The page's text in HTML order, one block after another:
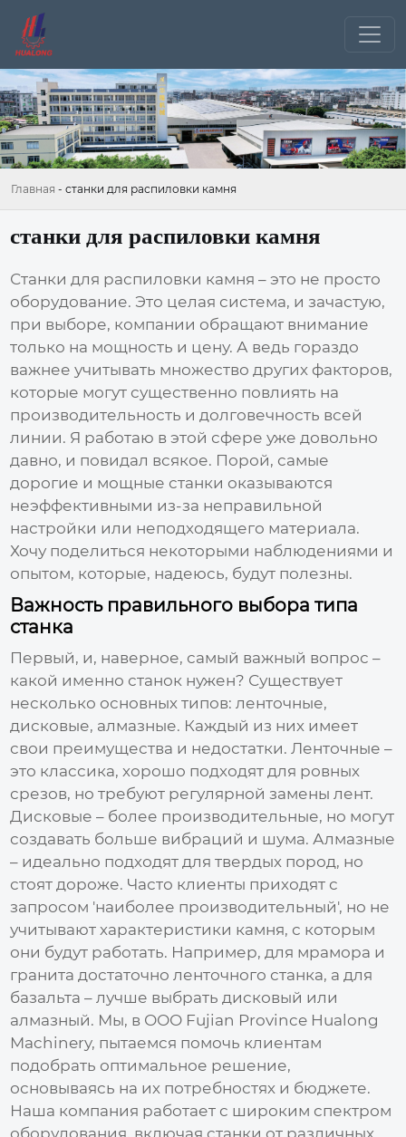
Главная - станки для распиловки камня
станки для распиловки камня
Станки для распиловки камня – это не просто
оборудование. Это целая система, и зачастую,
при выборе, компании обращают внимание
только на мощность и цену. А ведь гораздо
важнее учитывать множество других факторов,
которые могут существенно повлиять на
производительность и долговечность всей
линии. Я работаю в этой сфере уже довольно
давно, и повидал всякое. Порой, самые
дорогие и мощные станки оказываются
неэффективными из-за неправильной
настройки или неподходящего материала.
Хочу поделиться некоторыми наблюдениями и
опытом, которые, надеюсь, будут полезны.
Важность правильного выбора типа
станка
Первый, и, наверное, самый важный вопрос –
какой именно станок нужен? Существует
несколько основных типов: ленточные,
дисковые, алмазные. Каждый из них имеет
свои преимущества и недостатки. Ленточные –
это классика, хорошо подходят для ровных
срезов, но требуют регулярной замены лент.
Дисковые – более производительные, но могут
создавать больше вибраций и шума. Алмазные
– идеально подходят для твердых пород, но
стоят дороже. Часто клиенты приходят с
запросом 'наиболее производительный', но не
учитывают характеристики камня, с которым
они будут работать. Например, для мрамора и
гранита достаточно ленточного станка, а для
базальта – лучше выбрать дисковый или
алмазный. Мы, в ООО Fujian Province Hualong
Machinery, пытаемся помочь клиентам
подобрать оптимальное решение,
основываясь на их потребностях и бюджете.
Наша компания работает с широким спектром
оборудования, включая станки от различных